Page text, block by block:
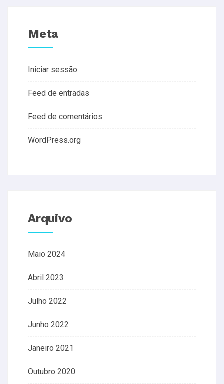
Meta
Iniciar sessão
Feed de entradas
Feed de comentários
WordPress.org
Arquivo
Maio 2024
Abril 2023
Julho 2022
Junho 2022
Janeiro 2021
Outubro 2020